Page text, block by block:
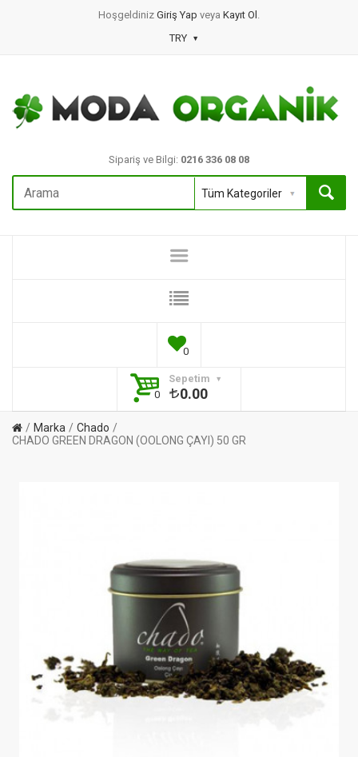
Hoşgeldiniz Giriş Yap veya Kayıt Ol .
TRY
Sipariş ve Bilgi: 0216 336 08 08
0
Sepetim
0
0.00
Marka
Chado
CHADO GREEN DRAGON (OOLONG ÇAYI) 50 GR